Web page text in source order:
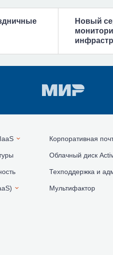
Новый
Корпоративная
Облачный диск
Техподдержка и
Мультифактор